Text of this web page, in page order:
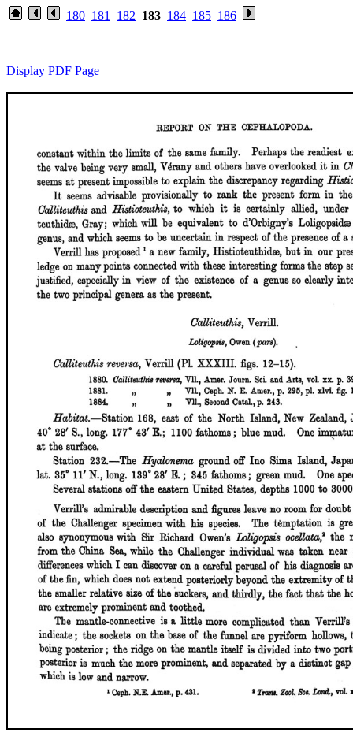
180 181 182 183 184 185 186
Display PDF Page